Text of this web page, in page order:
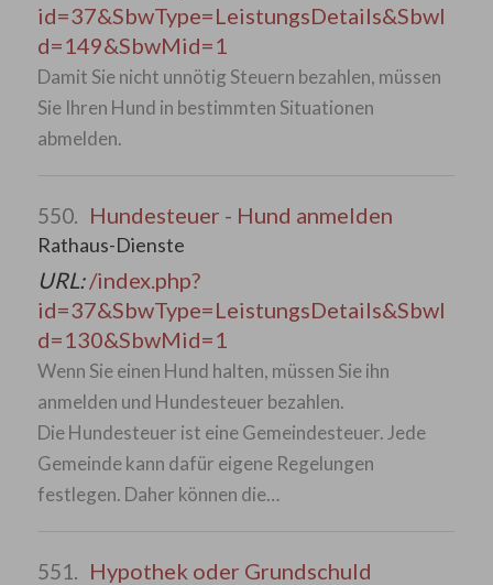
id=37&SbwType=LeistungsDetails&SbwI
d=149&SbwMid=1
Damit Sie nicht unnötig Steuern bezahlen, müssen
Sie Ihren Hund in bestimmten Situationen
abmelden.
550. Hundesteuer - Hund anmelden
Rathaus-Dienste
URL:/index.php?
id=37&SbwType=LeistungsDetails&SbwI
d=130&SbwMid=1
Wenn Sie einen Hund halten, müssen Sie ihn
anmelden und Hundesteuer bezahlen.
Die Hundesteuer ist eine Gemeindesteuer. Jede
Gemeinde kann dafür eigene Regelungen
festlegen. Daher können die…
551. Hypothek oder Grundschuld